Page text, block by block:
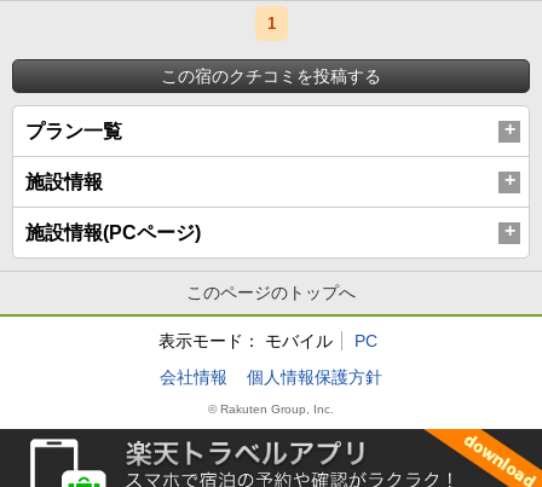
1
この宿のクチコミを投稿する
プラン一覧
施設情報
施設情報(PCページ)
このページのトップへ
表示モード： モバイル
PC
会社情報
個人情報保護方針
© Rakuten Group, Inc.